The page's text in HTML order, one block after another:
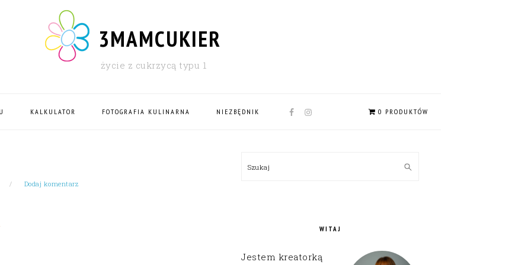
3MAMCUKIER
życie z cukrzycą typu 1
KALKULATOR FOTOGRAFIA KULINARNA NIEZBĘDNIK
NAV
0 PRODUKTÓW
Dodaj komentarz
SIDEBAR
Szukaj
WITAJ
Jestem kreatorką